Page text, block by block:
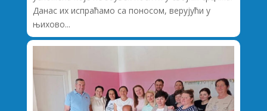
Данас их испраћамо са поносом, верујући у
њихово...